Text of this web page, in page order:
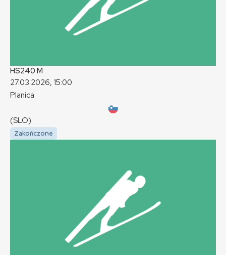
HS240 M
27.03.2026, 15:00
Planica
(SLO)
Zakończone